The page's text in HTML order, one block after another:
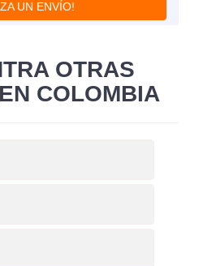
UN ENVÍO!
OTRAS
COLOMBIA